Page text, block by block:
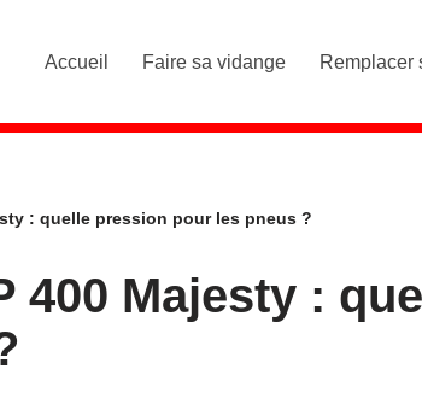
Accueil Faire sa vidange Remplacer
: quelle pression pour les pneus ?
400 Majesty :